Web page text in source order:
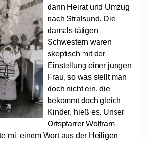
dann Heirat und Umzug
nach Stralsund. Die
damals tätigen
Schwestern waren
skeptisch mit der
Einstellung einer jungen
Frau, so was stellt man
doch nicht ein, die
bekommt doch gleich
Kinder, hieß es. Unser
Ortspfarrer Wolfram
mit einem Wort aus der Heiligen